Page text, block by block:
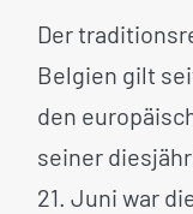
Der
Belgien gilt
den
seiner
21. Juni war